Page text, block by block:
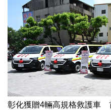
彰化獲贈4輛高規格救護車